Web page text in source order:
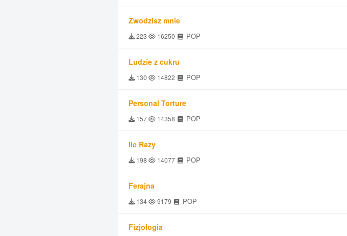
Zwodzisz mnie
223 16250 POP
Ludzie z cukru
130 14822 POP
Personal Torture
157 14358 POP
Ile Razy
198 14077 POP
Ferajna
134 9179 POP
Fizjologia